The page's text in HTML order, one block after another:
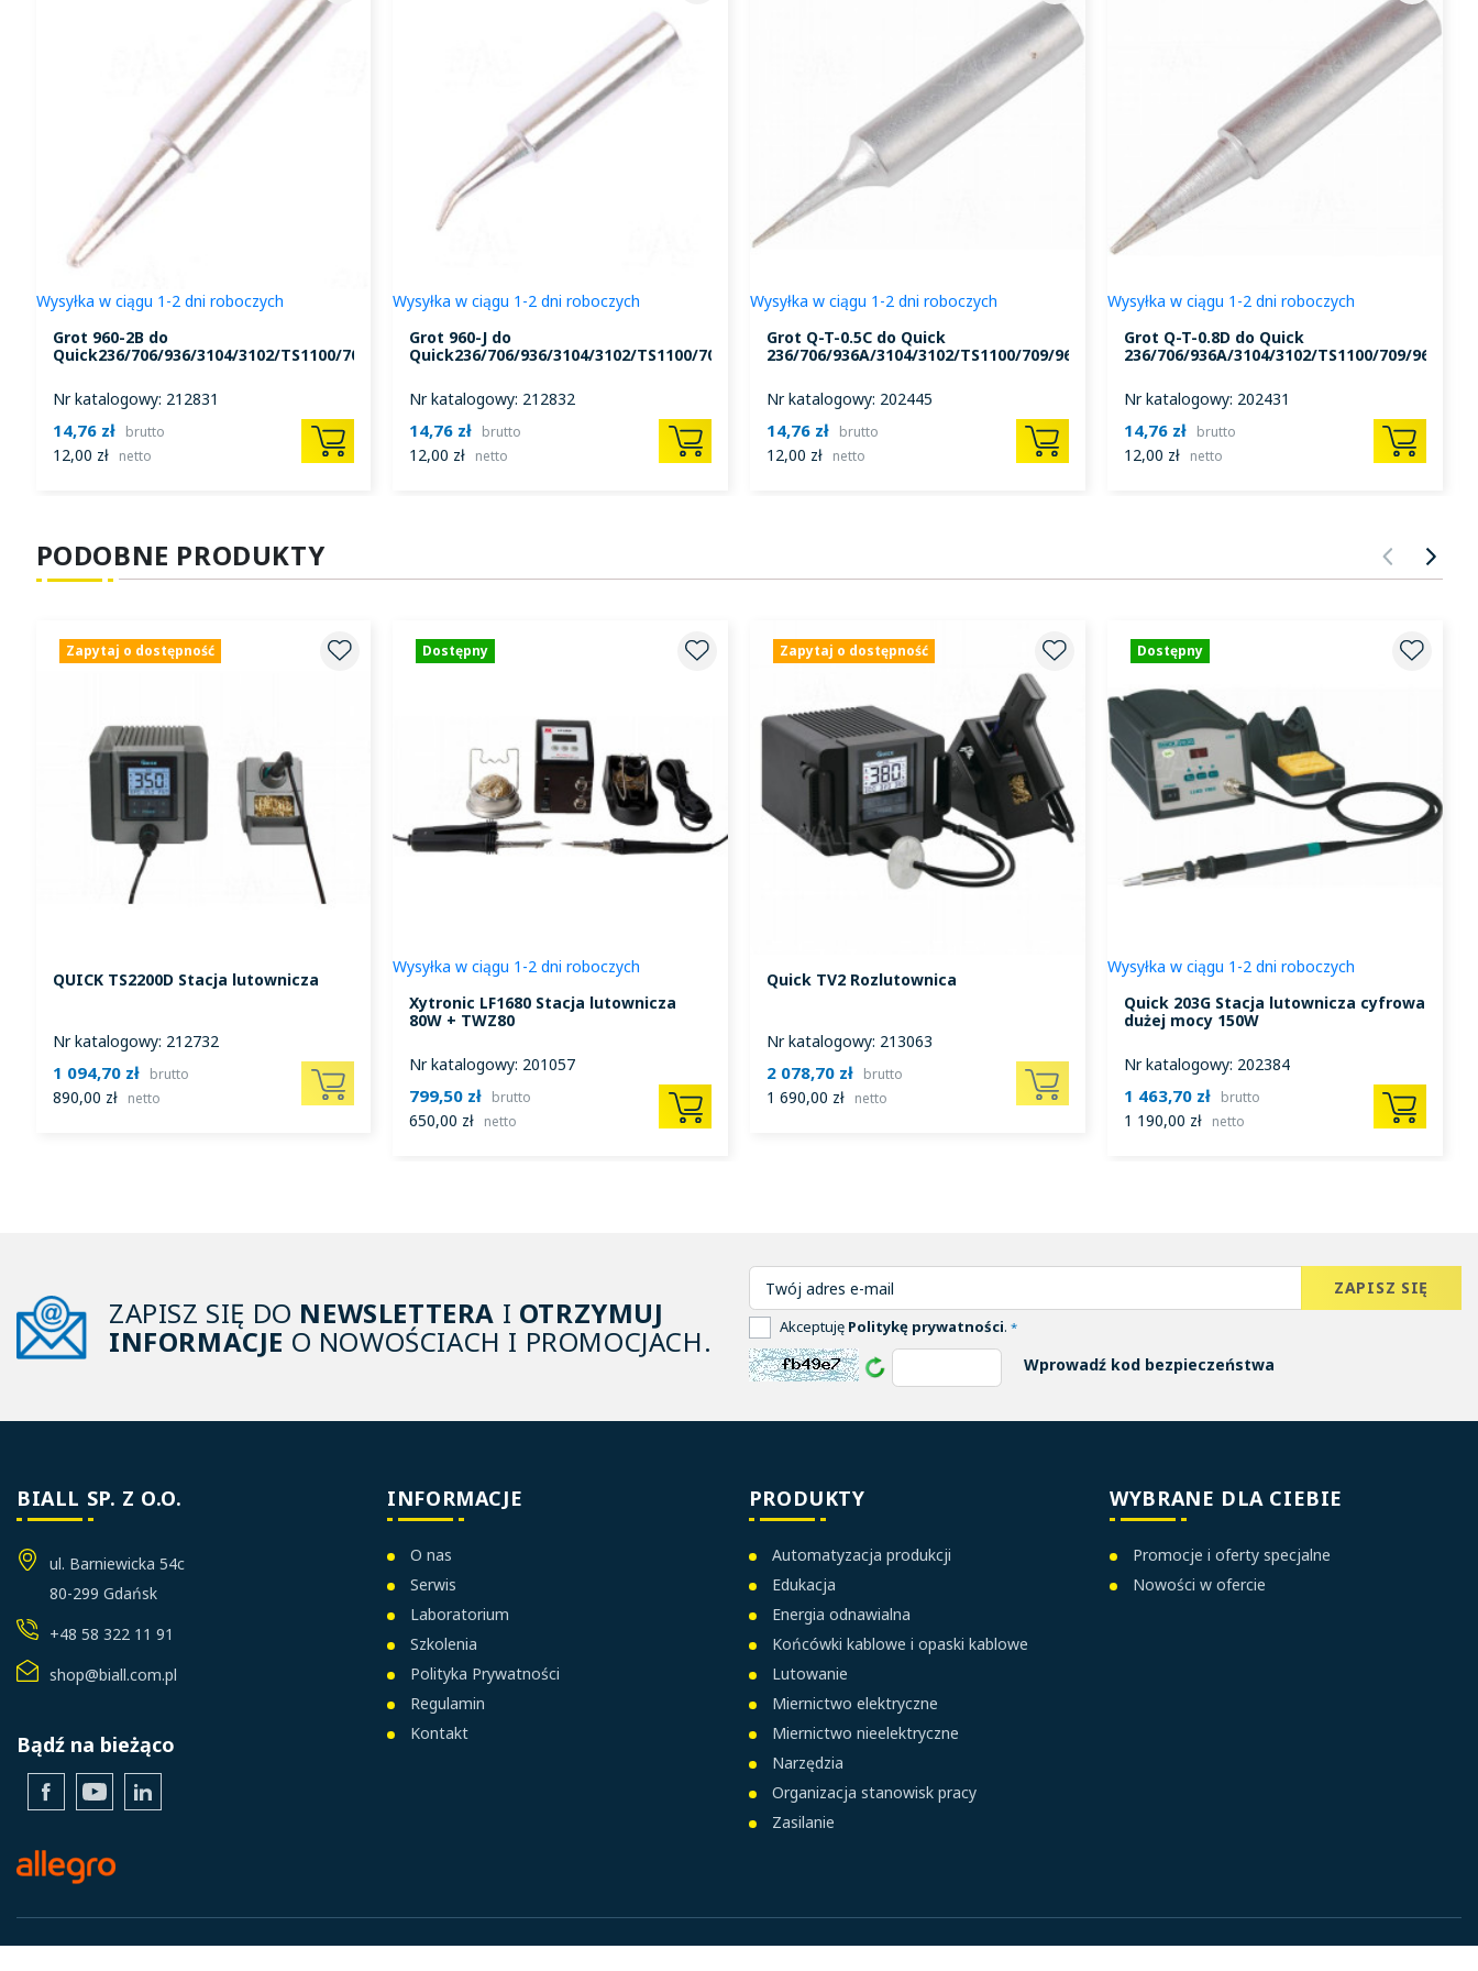
Wysyłka w ciągu 1-2 dni roboczych
Grot 960-2B do
Quick236/706/936/3104/3102/TS1100/709/969
Nr katalogowy: 212831
14,76 zł brutto
12,00 zł netto
Wysyłka w ciągu 1-2 dni roboczych
Grot 960-J do
Quick236/706/936/3104/3102/TS1100/709/969
Nr katalogowy: 212832
14,76 zł brutto
12,00 zł netto
Wysyłka w ciągu 1-2 dni roboczych
Grot Q-T-0.5C do Quick
236/706/936A/3104/3102/TS1100/709/969
Nr katalogowy: 202445
14,76 zł brutto
12,00 zł netto
Wysyłka w ciągu 1-2 dni roboczych
Grot Q-T-0.8D do Quick
236/706/936A/3104/3102/TS1100/709/969
Nr katalogowy: 202431
14,76 zł brutto
12,00 zł netto
PODOBNE PRODUKTY
Zapytaj o dostępność
QUICK TS2200D Stacja lutownicza
Nr katalogowy: 212732
1 094,70 zł brutto
890,00 zł netto
Dostępny
Wysyłka w ciągu 1-2 dni roboczych
Xytronic LF1680 Stacja lutownicza
80W + TWZ80
Nr katalogowy: 201057
799,50 zł brutto
650,00 zł netto
Zapytaj o dostępność
Quick TV2 Rozlutownica
Nr katalogowy: 213063
2 078,70 zł brutto
1 690,00 zł netto
Dostępny
Wysyłka w ciągu 1-2 dni roboczych
Quick 203G Stacja lutownicza cyfrowa
dużej mocy 150W
Nr katalogowy: 202384
1 463,70 zł brutto
1 190,00 zł netto
ZAPISZ SIĘ DO NEWSLETTERA I OTRZYMUJ
INFORMACJE O NOWOŚCIACH I PROMOCJACH. Akceptuję Politykę prywatności. *
Wprowadź kod bezpieczeństwa
BIALL SP. Z O.O.
ul. Barniewicka 54c
80-299 Gdańsk
+48 58 322 11 91
shop@biall.com.pl
Bądź na bieżąco
FacebookYouTubeLinkedIn
INFORMACJE
O nas
Serwis
Laboratorium
Szkolenia
Polityka Prywatności
Regulamin
Kontakt
PRODUKTY
Automatyzacja produkcji
Edukacja
Energia odnawialna
Końcówki kablowe i opaski kablowe
Lutowanie
Miernictwo elektryczne
Miernictwo nieelektryczne
Narzędzia
Organizacja stanowisk pracy
Zasilanie
WYBRANE DLA CIEBIE
Promocje i oferty specjalne
Nowości w ofercie